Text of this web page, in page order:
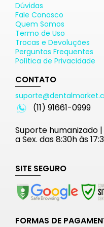
Dúvidas
Fale Conosco
Quem Somos
Termo de Uso
Trocas e Devoluções
Perguntas Frequentes
Política de Privacidade
CONTATO
(11) 91661-0999
Suporte humanizado |
a Sex. das 8:30h às
SITE SEGURO
FORMAS DE